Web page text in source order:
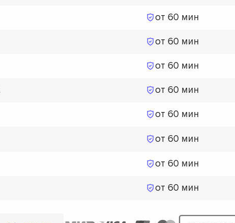
от 60 мин
от 60 мин
от 60 мин
от 60 мин
от 60 мин
от 60 мин
от 60 мин
от 60 мин